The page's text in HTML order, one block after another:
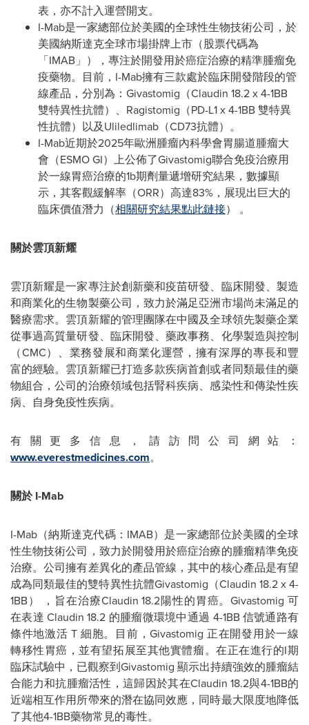
表，亦不計入運營開支。
I-Mab是一家總部位於美國的全球性生物技術公司，於
美國納斯達克全球市場掛牌上市（股票代碼為
「IMAB」），專注於開發用於癌症治療的精準腫瘤免
疫藥物。目前，I-Mab擁有三款處於臨床開發階段的管
線產品，分別為：Givastomig（Claudin 18.2 x 4-1BB
雙特異性抗體）、Ragistomig（PD-L1 x 4-1BB 雙特異
性抗體）以及Uliledlimab（CD73抗體）。
I-Mab近期於2025年歐洲腫瘤內科學會胃腸道腫瘤大
會（ESMO GI）上公佈了Givastomig聯合免疫治療用
於一線胃癌治療的1b期劑量遞增研究結果，數據顯
示，其客觀緩解率（ORR）高達83%，展現出巨大的
臨床價值潛力（相關研究結果點此鏈接） 。
關於雲頂新耀
雲頂新耀是一家專注於創新藥和疫苗研發、臨床開發、製造
和商業化的生物製藥公司，致力於滿足亞洲市場尚未滿足的
醫療需求。雲頂新耀的管理團隊在中國及全球領先製藥企業
從事過高質量研發、臨床開發、藥政事務、化學製造與控制
（CMC）、業務發展和商業化運營，擁有深厚的專長和豐
富的經驗。雲頂新耀已打造多款疾病首創或者同類最佳的藥
物組合，公司的治療領域包括腎科疾病、感染性和傳染性疾
病、自身免疫性疾病。
有關更多信息，請訪問公司網站：
www.everestmedicines.com。
關於 I-Mab
I-Mab（納斯達克代碼：IMAB）是一家總部位於美國的全球
性生物技術公司，致力於開發用於癌症治療的腫瘤精準免疫
治療。公司擁有差異化的產品管線，其中的核心產品是有望
成為同類最佳的雙特異性抗體Givastomig（Claudin 18.2 x 4-
1BB）
，旨在治療Claudin 18.2陽性的胃癌。Givastomig 可
在表達 Claudin 18.2 的腫瘤微環境中通過 4-1BB 信號通路有
條件地激活 T 細胞。目前，Givastomig 正在開發用於一線
轉移性胃癌，並有望拓展至其他實體瘤。在正在進行的I期
臨床試驗中，已觀察到Givastomig 顯示出持續強效的腫瘤結
合能力和抗腫瘤活性，這歸因於其在Claudin 18.2與4-1BB的
近端相互作用所帶來的潛在協同效應，同時最大限度地降低
了其他4-1BB藥物常見的毒性。